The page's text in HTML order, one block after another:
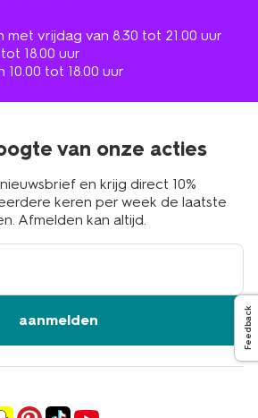
vrijdag van 8.30 tot 21.00 uur
18.00 uur
tot 18.00 uur
van onze acties
en krijg direct 10%
keren per week de laatste
Afmelden kan altijd.
aanmelden Feedback